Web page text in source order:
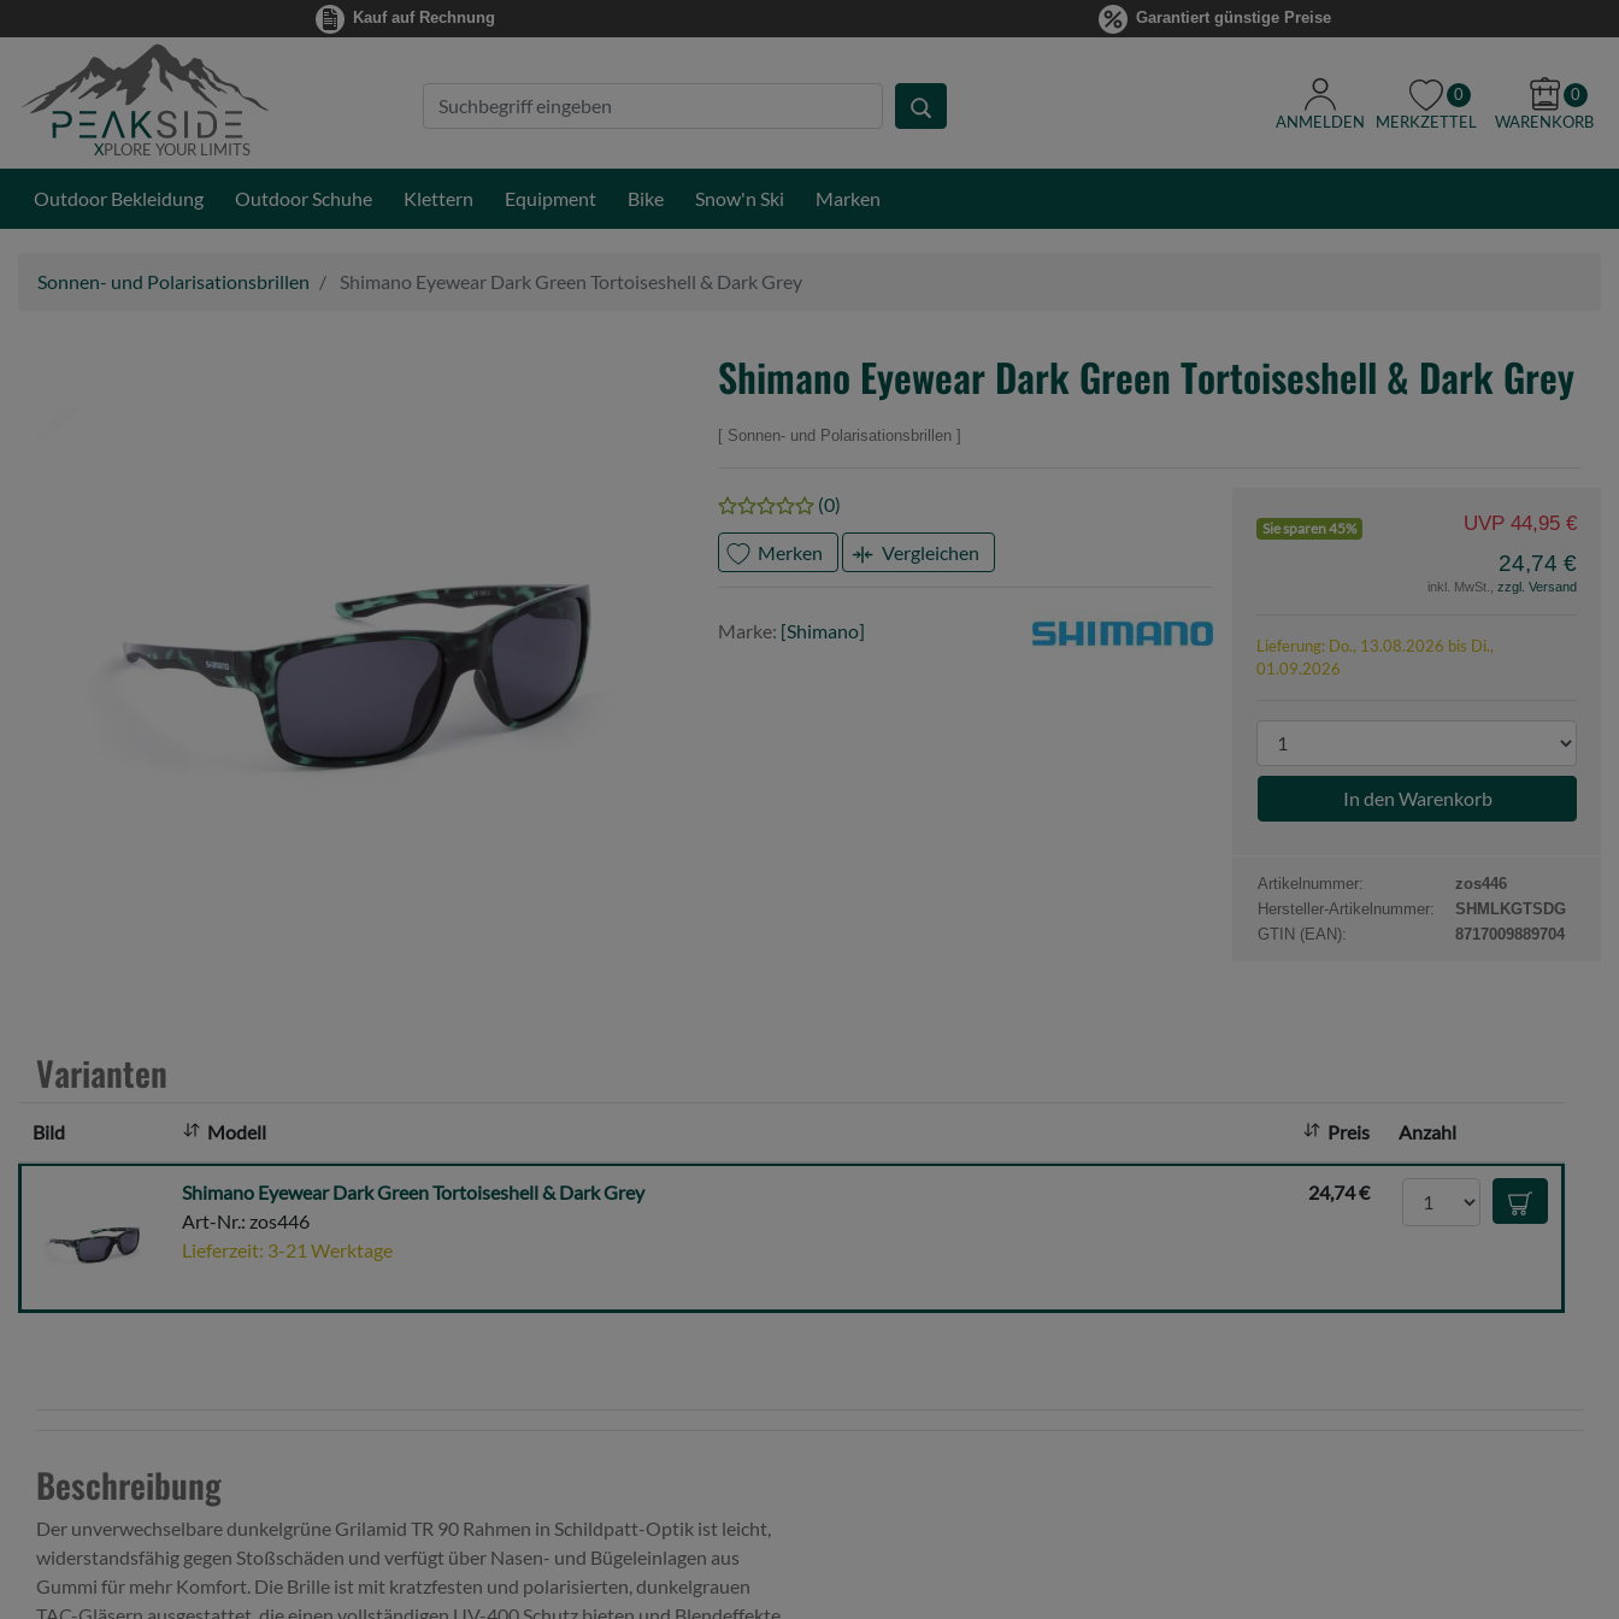
Kauf auf Rechnung Garantiert günstige Preise
XPLORE YOUR LIMITS
Suche
Eingabefeld
ANMELDEN
0
MERKZETTEL
0
WARENKORB
Outdoor Bekleidung Outdoor Schuhe Klettern Equipment Bike Snow'n Ski Marken
Sonnen- und Polarisationsbrillen Shimano Eyewear Dark Green Tortoiseshell & Dark Grey
Shimano Eyewear Dark Green Tortoiseshell & Dark Grey
Sonnen- und Polarisationsbrillen
(0)
Merken Vergleichen
Marke: [Shimano]
Shimano
Sie sparen 45% UVP 44,95 €
24,74 €
inkl. MwSt., zzgl. Versand
Lieferung: Do., 13.08.2026 bis Di.,
01.09.2026
r
d
k
t
a
Artikelnummer:
zos446
Hersteller-Artikelnummer:
SHMLKGTSDG
GTIN (EAN):
8717009889704
Varianten
Bild Modell Preis Anzahl
Dark
Tortoiseshell
Shimano Eyewear Dark Green Tortoiseshell & Dark Grey
Art-Nr.: zos446
Lieferzeit: 3-21 Werktage
24,74 € In den
Beschreibung
Der unverwechselbare dunkelgrüne Grilamid TR 90 Rahmen in Schildpatt-Optik ist leicht,
widerstandsfähig gegen Stoßschäden und verfügt über Nasen- und Bügeleinlagen aus
Gummi für mehr Komfort. Die Brille ist mit kratzfesten und polarisierten, dunkelgrauen
TAC-Gläsern ausgestattet, die einen vollständigen UV-400 Schutz bieten und Blendeffekte